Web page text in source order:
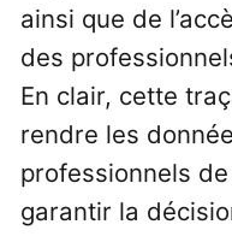
ainsi que de
des
En clair, cette
rendre les
professionnels
garantir la